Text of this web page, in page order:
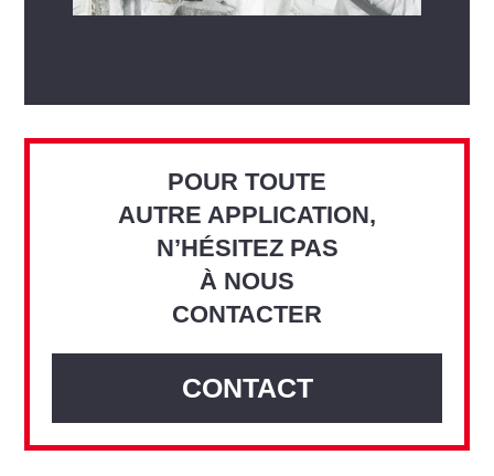
POUR TOUTE
AUTRE APPLICATION,
N’HÉSITEZ PAS
À NOUS
CONTACTER
CONTACT